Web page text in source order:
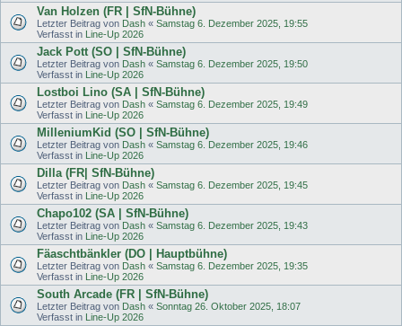
Van Holzen (FR | SfN-Bühne)
Letzter Beitrag von Dash « Samstag 6. Dezember 2025, 19:55
Verfasst in Line-Up 2026
Jack Pott (SO | SfN-Bühne)
Letzter Beitrag von Dash « Samstag 6. Dezember 2025, 19:50
Verfasst in Line-Up 2026
Lostboi Lino (SA | SfN-Bühne)
Letzter Beitrag von Dash « Samstag 6. Dezember 2025, 19:49
Verfasst in Line-Up 2026
MilleniumKid (SO | SfN-Bühne)
Letzter Beitrag von Dash « Samstag 6. Dezember 2025, 19:46
Verfasst in Line-Up 2026
Dilla (FR| SfN-Bühne)
Letzter Beitrag von Dash « Samstag 6. Dezember 2025, 19:45
Verfasst in Line-Up 2026
Chapo102 (SA | SfN-Bühne)
Letzter Beitrag von Dash « Samstag 6. Dezember 2025, 19:43
Verfasst in Line-Up 2026
Fäaschtbänkler (DO | Hauptbühne)
Letzter Beitrag von Dash « Samstag 6. Dezember 2025, 19:35
Verfasst in Line-Up 2026
South Arcade (FR | SfN-Bühne)
Letzter Beitrag von Dash « Sonntag 26. Oktober 2025, 18:07
Verfasst in Line-Up 2026